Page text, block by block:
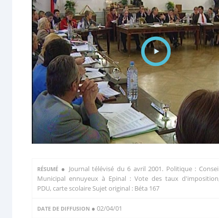
RÉSUMÉ ● Journal télévisé du 6 avril 2001. Politique :
Municipal ennuyeux à Epinal : Vote des taux
PDU, carte scolaire Sujet original : Béta 167
DATE DE DIFFUSION ● 02/04/01